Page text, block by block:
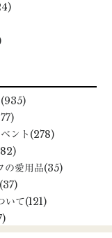
(935)
ント (278)
の愛用品(35)
(37)
いて(121)